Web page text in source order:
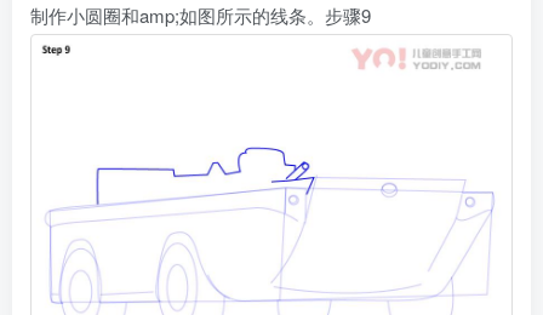
制作小圆圈和amp;如图所示的线条。步骤9